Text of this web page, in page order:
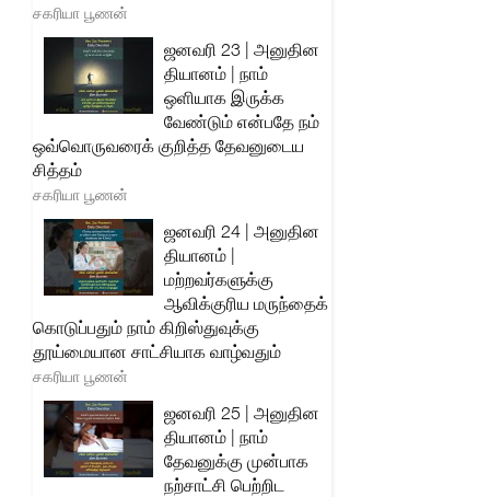
சகரியா பூணன்
ஜனவரி 23 | அனுதின
தியானம் | நாம்
ஒளியாக இருக்க
வேண்டும் என்பதே நம்
ஒவ்வொருவரைக் குறித்த தேவனுடைய
சித்தம்
சகரியா பூணன்
ஜனவரி 24 | அனுதின
தியானம் |
மற்றவர்களுக்கு
ஆவிக்குரிய மருந்தைக்
கொடுப்பதும் நாம் கிறிஸ்துவுக்கு
தூய்மையான சாட்சியாக வாழ்வதும்
சகரியா பூணன்
ஜனவரி 25 | அனுதின
தியானம் | நாம்
தேவனுக்கு முன்பாக
நற்சாட்சி பெற்றிட